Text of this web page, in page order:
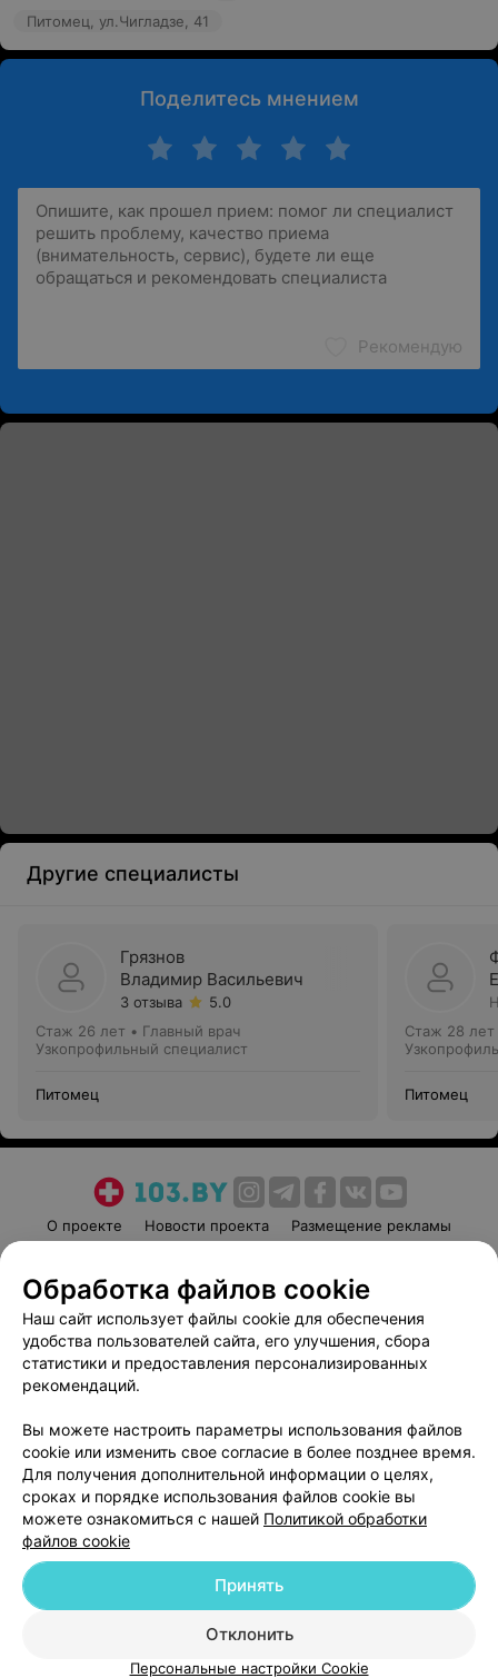
Питомец, ул.Чигладзе, 41
Поделитесь мнением
Рекомендую
Другие специалисты
Грязнов
Владимир Васильевич
3 отзыва
5.0
Стаж 26 лет • Главный врач
Узкопрофильный специалист
Питомец
Стаж 28 лет
Питомец
О проекте Новости проекта
Размещение рекламы
Пользовательское соглашение
Способы оплаты
Вакансии
Партнеры
Написать руководителю 103.by
Обработка персональных данных
© 2026 ООО «Артокс Лаб», УНП 191700409
| 220012, Республика Беларусь,
Служба поддержки +375 291212755
Обработка файлов cookie
Наш сайт использует файлы cookie для обеспечения
удобства пользователей сайта, его улучшения, сбора
статистики и предоставления персонализированных
рекомендаций.
Вы можете настроить параметры использования файлов
cookie или изменить свое согласие в более позднее время.
Для получения дополнительной информации о целях,
сроках и порядке использования файлов cookie вы
можете ознакомиться с нашей Политикой обработки
файлов cookie
Отклонить
Принять
Персональные настройки Cookie